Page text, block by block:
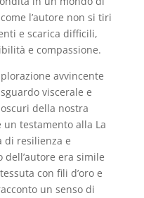
l’autore non si tiri
e scarica difficili,
e compassione.
avvincente
viscerale e
della nostra
testamento alla La
di resilienza e
dell’autore era simile
con fili d’oro e
un senso di